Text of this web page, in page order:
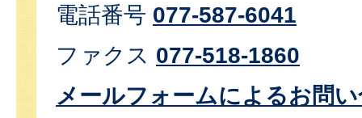
電話番号 077-587-6041
ファクス 077-518-1860
メールフォームによるお問